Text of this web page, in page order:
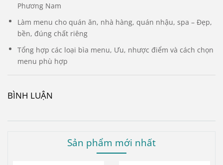
Phương Nam
Làm menu cho quán ăn, nhà hàng, quán nhậu, spa – Đẹp,
bền, đúng chất riêng
Tổng hợp các loại bìa menu, Ưu, nhược điểm và cách chọn
menu phù hợp
BÌNH LUẬN
Sản phẩm mới nhất